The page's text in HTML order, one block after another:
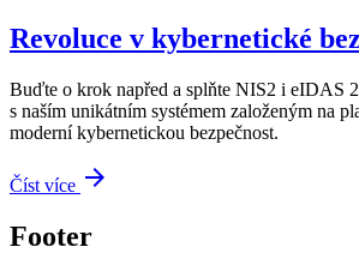
Revoluce v kybernetické
Buďte o krok napřed a splňte NIS2 i eIDAS
s naším unikátním systémem založeným na
moderní kybernetickou bezpečnost.
Číst více arrow_forward
Footer